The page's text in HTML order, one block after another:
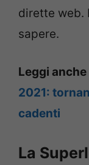
dirette web.
sapere.
Leggi anche
2021:
cadenti
La